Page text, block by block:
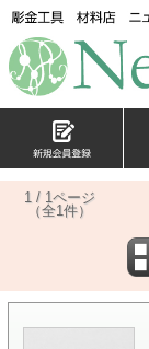
1 / 1ページ
（全1件）